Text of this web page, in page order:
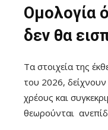
Ομολογία
δεν θα
Τα στοιχεία της
του 2026,
χρέους και
θεωρούνται